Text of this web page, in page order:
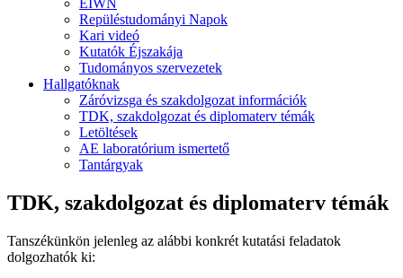
Repüléstudományi Napok
Kari videó
Kutatók Éjszakája
Tudományos szervezetek
Hallgatóknak
Záróvizsga és szakdolgozat információk
TDK, szakdolgozat és diplomaterv témák
Letöltések
AE laboratórium ismertető
Tantárgyak
TDK, szakdolgozat és diplomaterv témák
Tanszékünkön jelenleg az alábbi konkrét kutatási feladatok
dolgozhatók ki: